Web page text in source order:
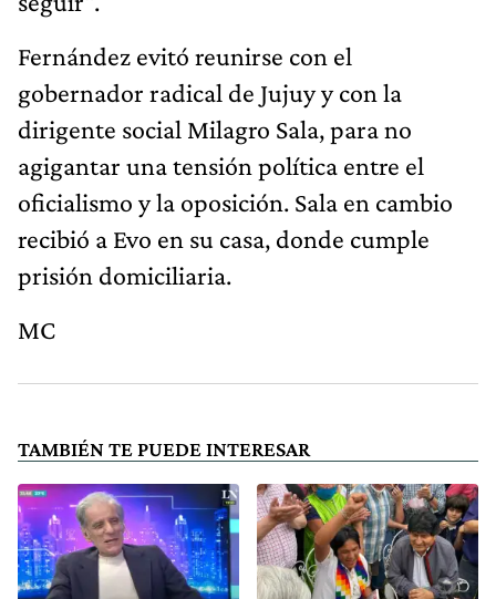
Fernández evitó reunirse con el
gobernador radical de Jujuy y con la
dirigente social Milagro Sala, para no
agigantar una tensión política entre el
oficialismo y la oposición. Sala en cambio
recibió a Evo en su casa, donde cumple
prisión domiciliaria.
MC
TAMBIÉN TE PUEDE INTERESAR